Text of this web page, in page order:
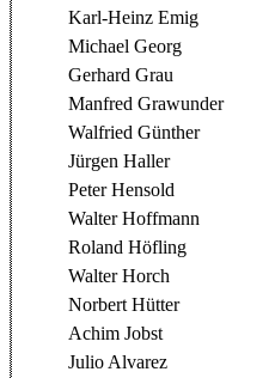
Karl-Heinz Emig
Michael Georg
Gerhard Grau
Manfred Grawunder
Walfried Günther
Jürgen Haller
Peter Hensold
Walter Hoffmann
Roland Höfling
Walter Horch
Norbert Hütter
Achim Jobst
Julio Alvarez